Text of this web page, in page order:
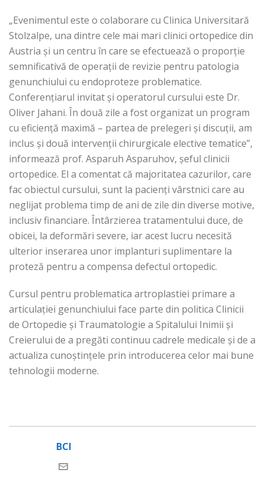
„Evenimentul este o colaborare cu Clinica Universitară
Stolzalpe, una dintre cele mai mari clinici ortopedice din
Austria și un centru în care se efectuează o proporție
semnificativă de operații de revizie pentru patologia
genunchiului cu endoproteze problematice.
Conferențiarul invitat și operatorul cursului este Dr.
Oliver Jahani. În două zile a fost organizat un program
cu eficiență maximă – partea de prelegeri și discuții, am
inclus și două intervenții chirurgicale elective tematice”,
informează prof. Asparuh Asparuhov, șeful clinicii
ortopedice. El a comentat că majoritatea cazurilor, care
fac obiectul cursului, sunt la pacienți vârstnici care au
neglijat problema timp de ani de zile din diverse motive,
inclusiv financiare. Întârzierea tratamentului duce, de
obicei, la deformări severe, iar acest lucru necesită
ulterior inserarea unor implanturi suplimentare la
proteză pentru a compensa defectul ortopedic.
Cursul pentru problematica artroplastiei primare a
articulației genunchiului face parte din politica Clinicii
de Ortopedie și Traumatologie a Spitalului Inimii și
Creierului de a pregăti continuu cadrele medicale și de a
actualiza cunoștințele prin introducerea celor mai bune
tehnologii moderne.
BCI